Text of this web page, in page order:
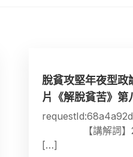
脫貧攻堅年夜型政
片《解脫貧苦》第
【講解詞】
[…]